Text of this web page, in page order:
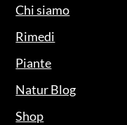
Chi siamo
Rimedi
Piante
Natur Blog
Shop